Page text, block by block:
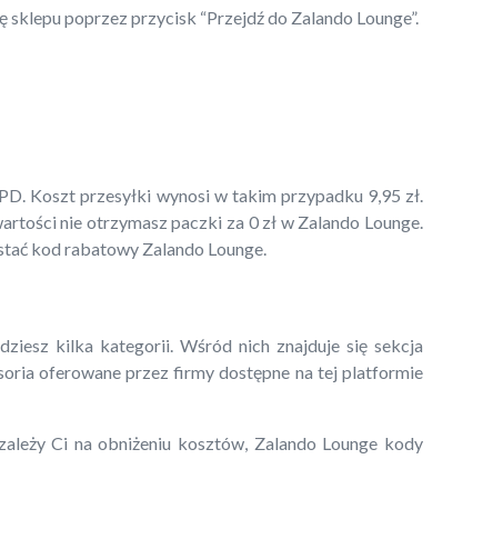
poprzez przycisk “Przejdź do Zalando Lounge”.
Koszt przesyłki wynosi w takim przypadku 9,95 zł.
nie otrzymasz paczki za 0 zł w Zalando Lounge.
kod rabatowy Zalando Lounge.
kilka kategorii. Wśród nich znajduje się sekcja
oferowane przez firmy dostępne na tej platformie
Ci na obniżeniu kosztów, Zalando Lounge kody